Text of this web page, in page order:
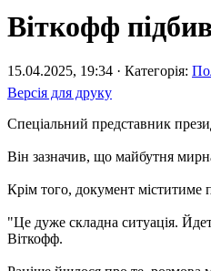
Віткофф
15.04.2025, 19:34 · Категорія:
Версія для друку
Спеціальний представник
Він зазначив, що майбутня
Крім того, документ міститиме
"Це дуже складна ситуація.
Віткофф.